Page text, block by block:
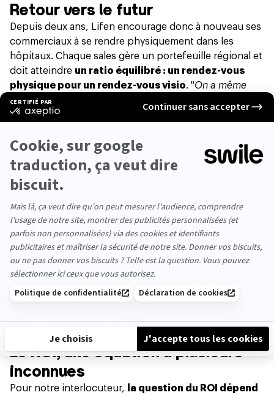
Retour vers le futur
Depuis deux ans, Lifen encourage donc à nouveau ses
commerciaux à se rendre physiquement dans les
hôpitaux. Chaque sales gère un portefeuille régional et
doit atteindre un ratio équilibré : un rendez-vous
physique pour un rendez-vous visio. "On a même
fixé des objectifs de couverture terrain : nos grands
comptes doivent être vus entre quatre et six fois par an,
Au-delà du closing, Marc souligne la valeur informelle
de ces moments. "
En visio, tu vas uniquement parler
business, mais dans les couloirs ou à la cafétéria, tu
entends autre chose : des signaux faibles, des
tensions, des besoins émergents. Ce sont ces
conversations importantes qu’on ne capte jamais en
visio".
Jean-Baptiste Degez, ex Regional manager chez
Doctolib, partage le même ressenti : "Quand on se
déplace, on obtient bien plus d’informations sur
l’organisation d’un cabinet par exemple. De plus, les
recommander à leurs homologues quand nous nous
rencontrons en présentiel"
Le ROI, une équation à plusieurs
inconnues
Pour notre interlocuteur,
la question du ROI dépend